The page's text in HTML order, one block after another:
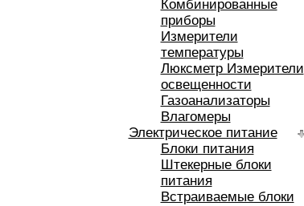
Комбинированные
приборы
Измерители
температуры
Люксметр Измерители
освещенности
Газоанализаторы
Влагомеры
Электрическое питание
Блоки питания
Штекерные блоки
питания
Встраиваемые блоки